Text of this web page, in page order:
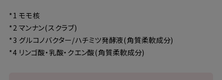
*1 モモ核
*2 マンナン(スクラブ)
*3 グルコノバクター/ハチミツ発酵液(角質柔軟成分)
*4 リンゴ酸・乳酸・クエン酸(角質柔軟成分)